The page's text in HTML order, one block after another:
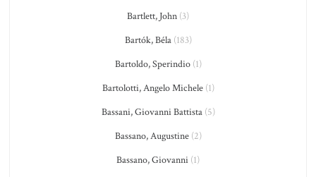
Bartlett, John (3)
Bartók, Béla(183)
Bartoldo, Sperindio(1)
Bartolotti, Angelo Michele(1)
Bassani, Giovanni Battista(5)
Bassano, Augustine(2)
Bassano, Giovanni (1)